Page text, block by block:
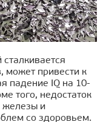
может привести к
падение IQ на 10-
того, недостаток
железы и
со здоровьем.